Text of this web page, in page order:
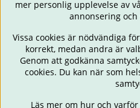
BARNVAGNAR
mer personlig upplevelse av
annonsering
Vissa cookies är nödvändiga
korrekt, medan andra är
Genom att godkänna
cookies. Du kan när som
Läs mer om hur och